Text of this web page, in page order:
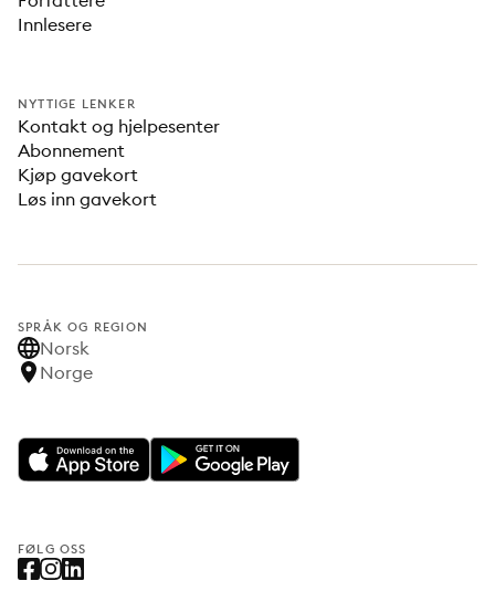
Innlesere
NYTTIGE LENKER
Kontakt og hjelpesenter
Abonnement
Kjøp gavekort
Løs inn gavekort
SPRÅK OG REGION
Norsk
Norge
FØLG OSS